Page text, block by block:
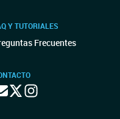
Y TUTORIALES
Frecuentes